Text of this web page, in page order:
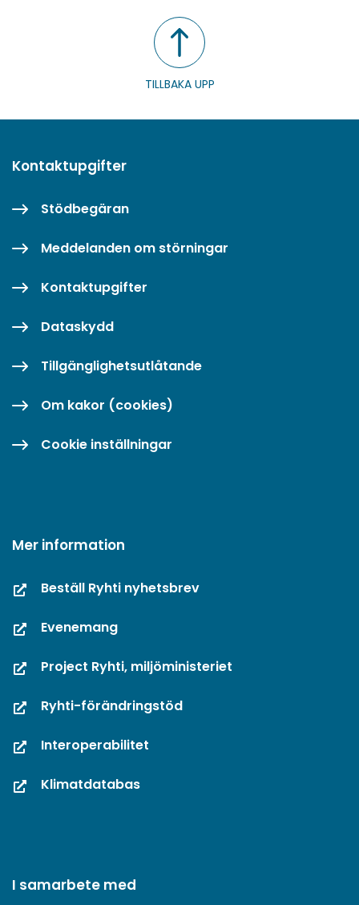
TILLBAKA UPP
Kontaktupgifter
Stödbegäran
Meddelanden om störningar
Kontaktupgifter
Dataskydd
Tillgänglighetsutlåtande
Om kakor (cookies)
Cookie inställningar
Mer information
Beställ Ryhti nyhetsbrev
Evenemang
Project Ryhti, miljöministeriet
Ryhti-förändringstöd
Interoperabilitet
Klimatdatabas
I samarbete med